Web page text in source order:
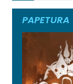
PAPETURA